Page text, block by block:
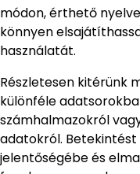
módon, érthető
könnyen
használatát.
Részletesen kitérünk
különféle
számhalmazokról
adatokról.
jelentőségébe és